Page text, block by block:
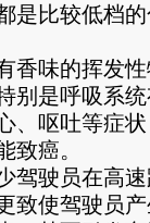
是比较低档
味的挥发性
别是呼吸系
、呕吐等症
致癌。
驶员在高速
致使驾驶员